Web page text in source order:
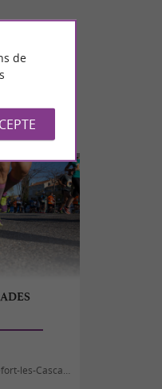
les-Cascades
de